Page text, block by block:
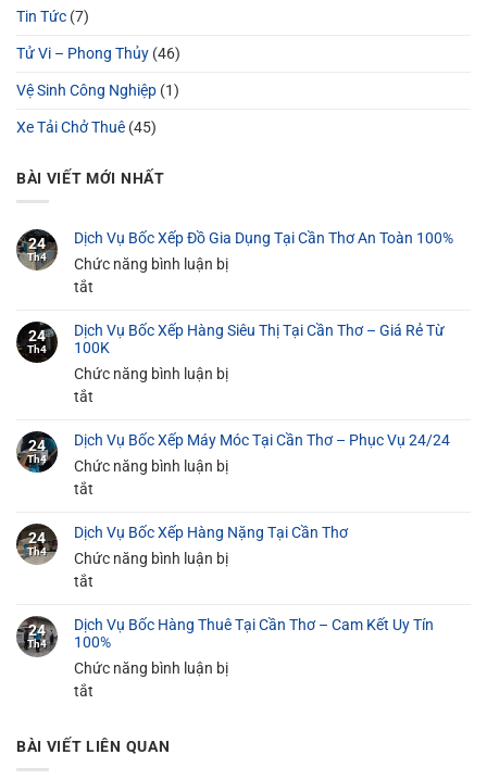
Tin Tức (7)
Tử Vi – Phong Thủy (46)
Vệ Sinh Công Nghiệp (1)
Xe Tải Chở Thuê (45)
BÀI VIẾT MỚI NHẤT
24
Th4
Dịch Vụ Bốc Xếp Đồ Gia Dụng Tại Cần Thơ An Toàn 100%
Chức năng bình luận bị
tắt
Vụ
Bốc
Xếp
Dụng
Tại
An
Toàn
24
Th4
Dịch Vụ Bốc Xếp Hàng Siêu Thị Tại Cần Thơ – Giá Rẻ Từ
100K
Chức năng bình luận bị
tắt
Vụ
Bốc
Siêu
Thị
Thơ
–
Giá
100K
24
Th4
Dịch Vụ Bốc Xếp Máy Móc Tại Cần Thơ – Phục Vụ 24/24
Chức năng bình luận bị
tắt
Vụ
Bốc
Móc
Tại
Cần
Phục
24
Th4
Dịch Vụ Bốc Xếp Hàng Nặng Tại Cần Thơ
Chức năng bình luận bị
tắt
Vụ
Bốc
Xếp
Tại
24
Th4
Dịch Vụ Bốc Hàng Thuê Tại Cần Thơ – Cam Kết Uy Tín
100%
Chức năng bình luận bị
tắt
Vụ
BÀI VIẾT LIÊN QUAN